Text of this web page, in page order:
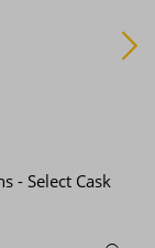
- 14 ans -